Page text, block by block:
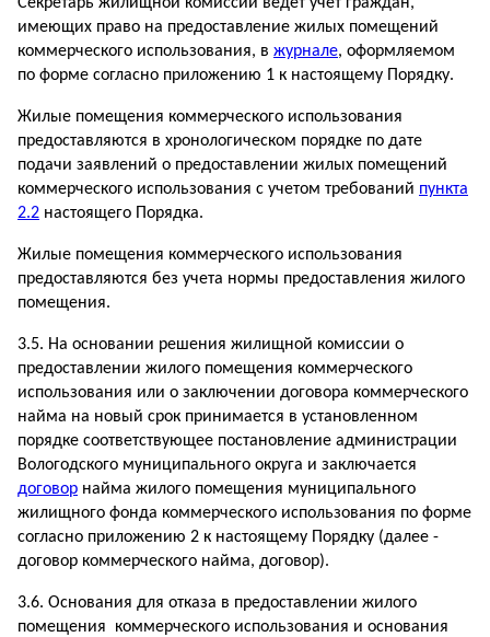
имеющих право на предоставление жилых помещений
коммерческого использования, в журнале, оформляемом
по форме согласно приложению 1 к настоящему Порядку.
Жилые помещения коммерческого использования
предоставляются в хронологическом порядке по дате
подачи заявлений о предоставлении жилых помещений
коммерческого использования с учетом требований пункта
2.2 настоящего Порядка.
Жилые помещения коммерческого использования
предоставляются без учета нормы предоставления жилого
помещения.
3.5. На основании решения жилищной комиссии о
предоставлении жилого помещения коммерческого
использования или о заключении договора коммерческого
найма на новый срок принимается в установленном
порядке соответствующее постановление администрации
Вологодского муниципального округа и заключается
договор найма жилого помещения муниципального
жилищного фонда коммерческого использования по форме
согласно приложению 2 к настоящему Порядку (далее -
договор коммерческого найма, договор).
3.6. Основания для отказа в предоставлении жилого
помещения коммерческого использования и основания